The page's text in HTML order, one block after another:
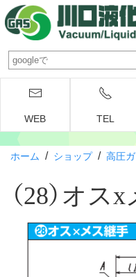
WEB TEL
ホーム / ショップ/ 高圧
（28）オ